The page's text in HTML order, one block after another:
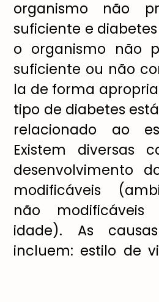
organismo não
suficiente e
o organismo não
suficiente ou não
la de forma
tipo de diabetes
relacionado ao
Existem diversas
desenvolvimento
modificáveis
não
idade). As
incluem: estilo de